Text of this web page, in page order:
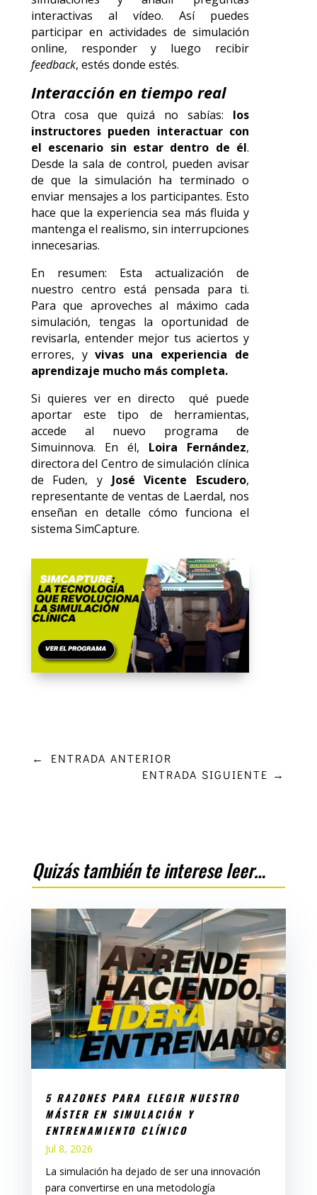
interactivas al vídeo. Así puedes
participar en actividades de simulación
online, responder y luego recibir
feedback, estés donde estés.
Interacción en tiempo real
Otra cosa que quizá no sabías: los
instructores pueden interactuar con
el escenario sin estar dentro de él.
Desde la sala de control, pueden avisar
de que la simulación ha terminado o
enviar mensajes a los participantes. Esto
hace que la experiencia sea más fluida y
mantenga el realismo, sin interrupciones
innecesarias.
En resumen: Esta actualización de
nuestro centro está pensada para ti.
Para que aproveches al máximo cada
simulación, tengas la oportunidad de
revisarla, entender mejor tus aciertos y
errores, yvivas una experiencia de
aprendizaje mucho más completa.
Si quieres ver en directo qué puede
aportar este tipo de herramientas,
accede al nuevo programa de
Simuinnova. En él, Loira Fernández,
directora del Centro de simulación clínica
de Fuden, y José Vicente Escudero,
representante de ventas de Laerdal, nos
enseñan en detalle cómo funciona el
sistema SimCapture.
← ENTRADA ANTERIOR
ENTRADA SIGUIENTE →
Quizás también te interese leer…
5 RAZONES PARA ELEGIR NUESTRO
MÁSTER EN SIMULACIÓN Y
ENTRENAMIENTO CLÍNICO
Jul 8, 2026
La simulación ha dejado de ser una innovación
para convertirse en una metodología